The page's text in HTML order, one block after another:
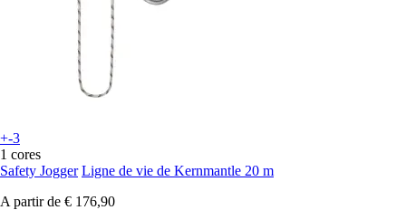
+-3
1 cores
Safety Jogger Ligne de vie de Kernmantle 20 m
A partir de € 176,90